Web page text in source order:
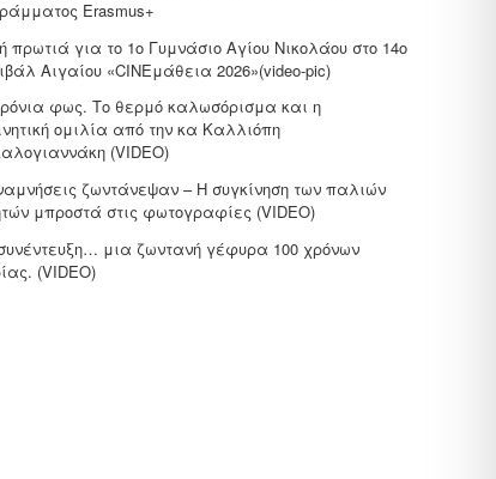
Erasmus+
πρωτιά για το 1ο Γυμνάσιο Αγίου Νικολάου στο 14ο
Αιγαίου «CΙΝΕμάθεια 2026»(video-pic)
φως. Το θερμό καλωσόρισμα και η
ομιλία από την κα Καλλιόπη
(VIDEO)
ζωντάνεψαν – Η συγκίνηση των παλιών
μπροστά στις φωτογραφίες (VIDEO)
μια ζωντανή γέφυρα 100 χρόνων
(VIDEO)